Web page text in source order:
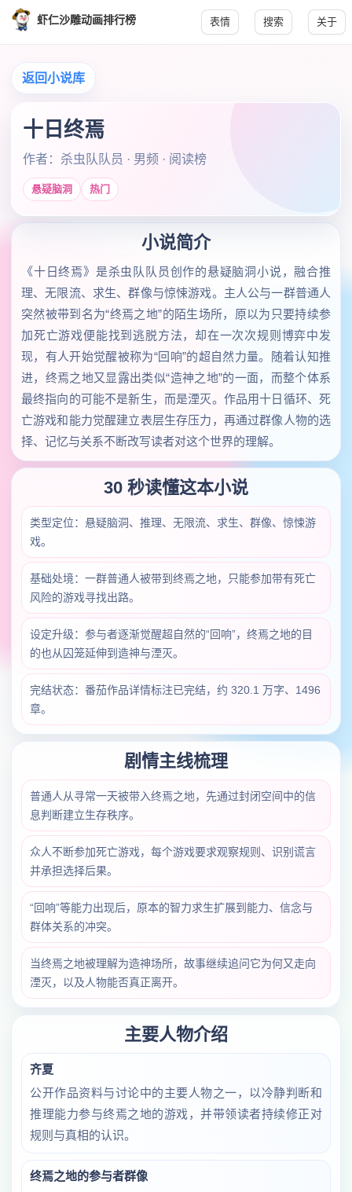
虾仁沙雕动画排行榜 表情 搜索 关于
返回小说库
十日终焉
作者：杀虫队队员 · 男频 · 阅读榜
悬疑脑洞 热门
小说简介
《十日终焉》是杀虫队队员创作的悬疑脑洞小说，融合推
理、无限流、求生、群像与惊悚游戏。主人公与一群普通人
突然被带到名为“终焉之地”的陌生场所，原以为只要持续参
加死亡游戏便能找到逃脱方法，却在一次次规则博弈中发
现，有人开始觉醒被称为“回响”的超自然力量。随着认知推
进，终焉之地又显露出类似“造神之地”的一面，而整个体系
最终指向的可能不是新生，而是湮灭。作品用十日循环、死
亡游戏和能力觉醒建立表层生存压力，再通过群像人物的选
择、记忆与关系不断改写读者对这个世界的理解。
30 秒读懂这本小说
类型定位：悬疑脑洞、推理、无限流、求生、群像、惊悚游
戏。
基础处境：一群普通人被带到终焉之地，只能参加带有死亡
风险的游戏寻找出路。
设定升级：参与者逐渐觉醒超自然的“回响”，终焉之地的目
的也从囚笼延伸到造神与湮灭。
完结状态：番茄作品详情标注已完结，约 320.1 万字、1496
章。
剧情主线梳理
普通人从寻常一天被带入终焉之地，先通过封闭空间中的信
息判断建立生存秩序。
众人不断参加死亡游戏，每个游戏要求观察规则、识别谎言
并承担选择后果。
“回响”等能力出现后，原本的智力求生扩展到能力、信念与
群体关系的冲突。
当终焉之地被理解为造神场所，故事继续追问它为何又走向
湮灭，以及人物能否真正离开。
主要人物介绍
齐夏
公开作品资料与讨论中的主要人物之一，以冷静判断和
推理能力参与终焉之地的游戏，并带领读者持续修正对
规则与真相的认识。
终焉之地的参与者群像